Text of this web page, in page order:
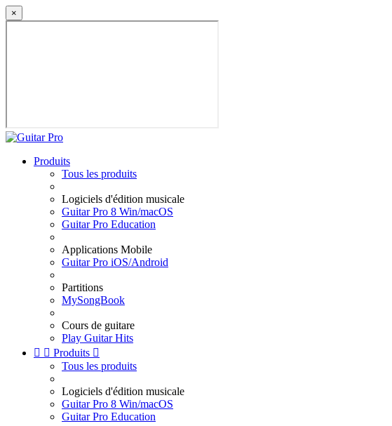
×
Produits
Tous les produits
Logiciels d'édition musicale
Guitar Pro 8 Win/macOS
Guitar Pro Education
Applications Mobile
Guitar Pro iOS/Android
Partitions
MySongBook
Cours de guitare
Play Guitar Hits
  Produits 
Tous les produits
Logiciels d'édition musicale
Guitar Pro 8 Win/macOS
Guitar Pro Education